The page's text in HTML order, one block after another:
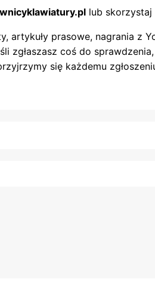
lub
artykuły prasowe, nagrania z
zgłaszasz coś do
się każdemu